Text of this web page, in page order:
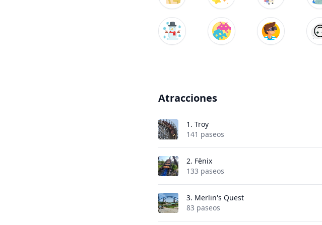
Atracciones
1. Troy
141 paseos
2. Fēnix
133 paseos
3. Merlin's Quest
83 paseos